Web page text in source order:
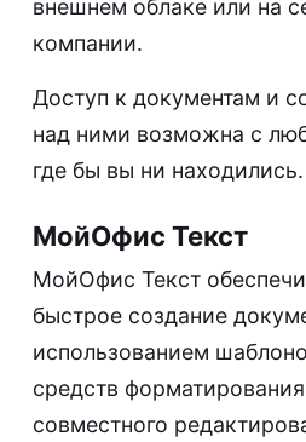
внешнем облаке или на
компании.
Доступ к документам и
над ними возможна с
где бы вы ни находились.
МойОфис Текст
МойОфис Текст
быстрое создание
использованием
средств
совместного